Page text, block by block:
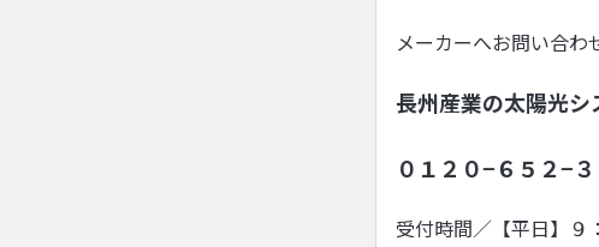
メーカーへお問い合わ
長州産業の太陽光
０１２０−６５２−３
受付時間／【平日】９